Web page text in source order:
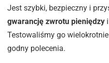
Jest szybki, bezpieczny i
gwarancję zwrotu pieniędzy
Testowaliśmy go
godny polecenia.